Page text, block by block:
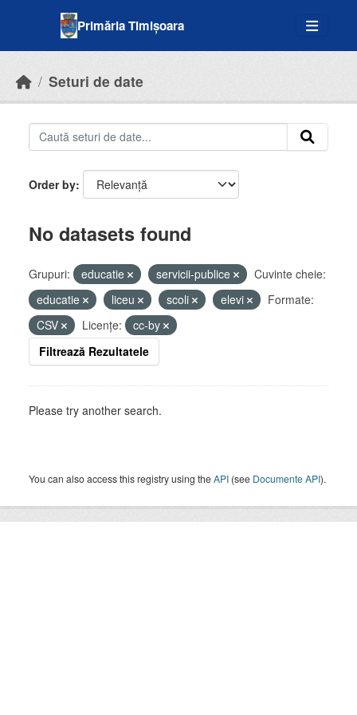
Primăria Timișoara
Seturi de date
Order by
No datasets found
Grupuri: educatie servicii-publice
Cuvinte cheie:
educatie
liceu scoli elevi
Formate:
CSV
Licenţe:
cc-by
Filtrează Rezultatele
Please try another search.
You can also access this registry using theAPI (see Documente API).